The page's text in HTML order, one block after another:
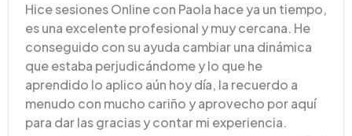
Hice sesiones Online con Paola hace ya un tiempo,
es una excelente profesional y muy cercana. He
conseguido con su ayuda cambiar una dinámica
que estaba perjudicándome y lo que he
aprendido lo aplico aún hoy día, la recuerdo a
menudo con mucho cariño y aprovecho por aquí
para dar las gracias y contar mi experiencia.